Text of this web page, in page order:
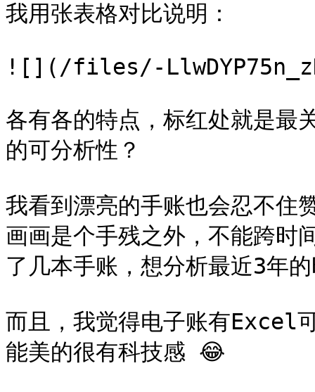
我用张表格对比说明：
![](/files/-
各有各的特点，标红处就是最
的可分析性？
我看到漂亮的手账也会忍不住
画画是个手残之外，不能跨时
了几本手账，想分析最近3年
而且，我觉得电子账有Excel
能美的很有科技感 😂